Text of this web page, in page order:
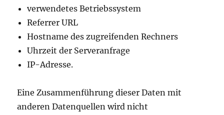
verwendetes Betriebssystem
Referrer URL
Hostname des zugreifenden Rechners
Uhrzeit der Serveranfrage
IP-Adresse.
Eine Zusammenführung dieser Daten mit
anderen Datenquellen wird nicht